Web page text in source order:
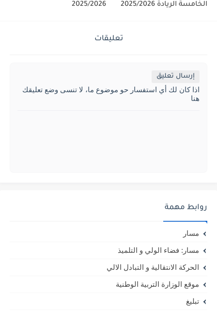
الخامسة الريادة 2025/2026
2025/2026
تعليقات
إرسال تعليق
اذا كان لك أي استفسار حو موضوع ما، لا تنسى وضع تعليقك
هنا
روابط مهمة
مسار
مسار: فضاء الولي و التلميذ
الحركة الانتقالية و التبادل الالي
موقع الوزارة التربية الوطنية
تبليغ